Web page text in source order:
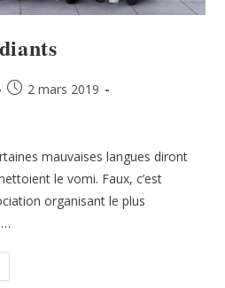
2 mars 2019
mauvaises langues diront
le vomi. Faux, c’est
organisant le plus